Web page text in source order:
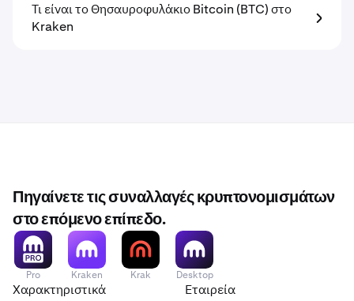
Τι είναι το Θησαυροφυλάκιο Bitcoin (BTC) στο
Kraken
Πηγαίνετε τις συναλλαγές κρυπτονομισμάτων
στο επόμενο επίπεδο.
Pro Kraken Krak Desktop
Χαρακτηριστικά Εταιρεία